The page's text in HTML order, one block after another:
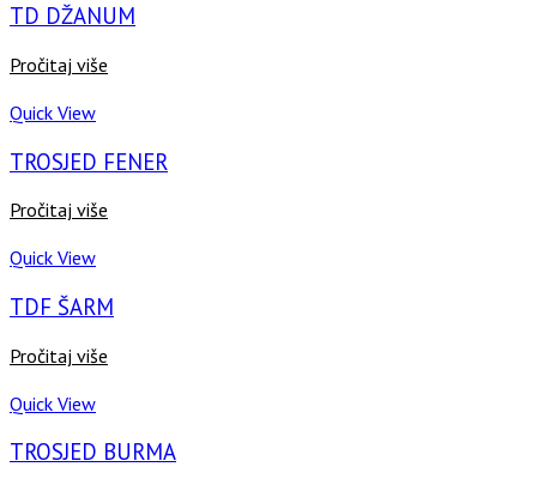
TD DŽANUM
Pročitaj više
Quick View
TROSJED FENER
Pročitaj više
Quick View
TDF ŠARM
Pročitaj više
Quick View
TROSJED BURMA